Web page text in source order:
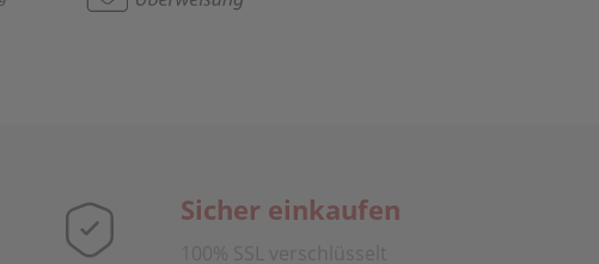
Sicher einkaufen
100% SSL verschlüsselt